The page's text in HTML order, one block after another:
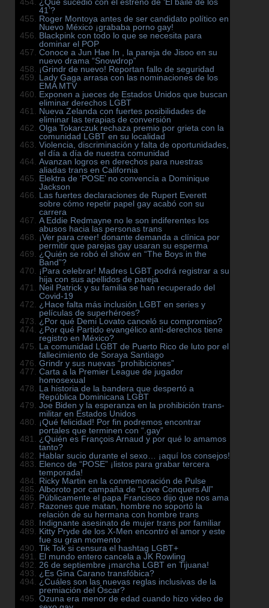
¿Qué sucedió con el estreno de ‘El baile de los
41’?
Roger Montoya antes de ser candidato político en
Nuevo México ¡grababa porno gay!
Blackpink con todo lo que se necesita para
dominar el POP
Conoce a Jun Hae In , la pareja de Jisoo en su
nuevo drama “Snowdrop”
¡Grindr de nuevo! Reportan fallo de seguridad
Lady Gaga arrasa con las nominaciones de los
EMA MTV
Exponen a jueces de Estados Unidos que buscan
eliminar derechos LGBT
Nueva Zelanda con fuertes posibilidades de
eliminar las terapias de conversión
Olga Tokarczuk rechaza premio por grieta con la
comunidad LGBT en su localidad
Violencia, discriminación y falta de oportunidades,
el día a día de nuestra comunidad
Avanzan logros en derechos para nuestras
aliadas trans en California
Elektra de ‘POSE’ no convencía a Dominique
Jackson
Las fuertes declaraciones de Rupert Everett
sobre cómo repetir papel gay acabó con su
carrera
A Eddie Redmayne no le son indiferentes los
abusos hacia las personas trans
¡Ver para creer! donante demanda a clínica por
permitir que parejas gay usaran su esperma
¿Quién se robó el show en “The Boys in the
Band”?
¡Para celebrar! Madres LGBT podrá registrar a su
hija con sus apellidos de pareja
Neil Patrick y su familia se han recuperado del
Covid-19
¿Hace falta más inclusión LGBT en series y
películas de superhéroes?
¿Por qué Demi Lovato canceló su compromiso?
¿Por qué Partido evangélico anti-derechos tiene
registro en México?
La comunidad LGBT de Puerto Rico de luto por el
fallecimiento de Soraya Santiago
Grindr y sus nuevas “prohibiciones”
Carta a la Premier League de jugador
homosexual
La historia de la bandera que despertó a
República Dominicana LGBT
Joe Biden y la esperanza en la prohibición trans-
militar en Estados Unidos
¡Qué felicidad! Por fin podremos encontrar
portales que terminen con “.gay”
¿Quién es François Arnaud y por qué lo amamos
tanto?
Hablar sucio durante el sexo… ¡aquí los consejos!
Elenco de “POSE” ¡listos para grabar tercera
temporada!
Ricky Martin en la conmemoración de Pulse
Alboroto por campaña de “Love Conquers All”
Públicamente el papa Francisco dijo que nos ama
Razones que matan, hombre no soportó la
relación de su hermana con hombre trans
Indignante asesinato de mujer trans por familiar
Kitty Pryde de los X-Men encontró el amor y este
fue su gran momento
Tik Tok si censura el hashtag LGBT+
El mundo entero cancela a JK Rowling
26 de septiembre ¡marcha LGBT en Tijuana!
¿Es Gina Carano transfóbica?
¿Cuáles son las nuevas reglas inclusivas de la
premiación del Óscar?
Ozuna era menor de edad cuando hizo video de